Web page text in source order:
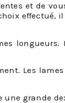
et de
effectué, il
longueurs.
Les lames
une grande